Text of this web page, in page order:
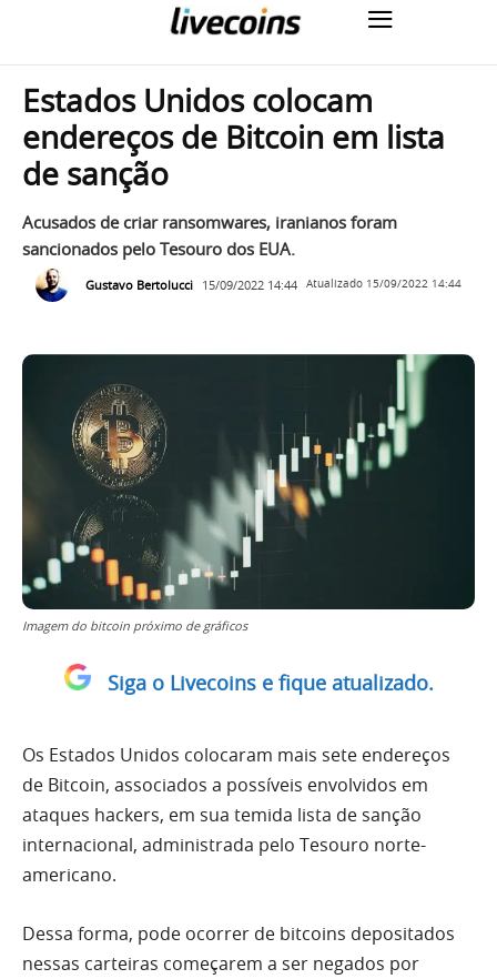
Estados Unidos colocam
endereços de Bitcoin em lista
de sanção
Acusados de criar ransomwares, iranianos foram
sancionados pelo Tesouro dos EUA.
Gustavo Bertolucci 15/09/2022 14:44 Atualizado 15/09/2022 14:44
Imagem do bitcoin próximo de gráficos
Siga o Livecoins e fique atualizado.
Os Estados Unidos colocaram mais sete endereços
de Bitcoin, associados a possíveis envolvidos em
ataques hackers, em sua temida lista de sanção
internacional, administrada pelo Tesouro norte-
americano.
Dessa forma, pode ocorrer de bitcoins depositados
nessas carteiras começarem a ser negados por